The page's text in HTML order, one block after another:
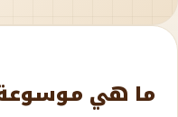
ما هي موسوعة